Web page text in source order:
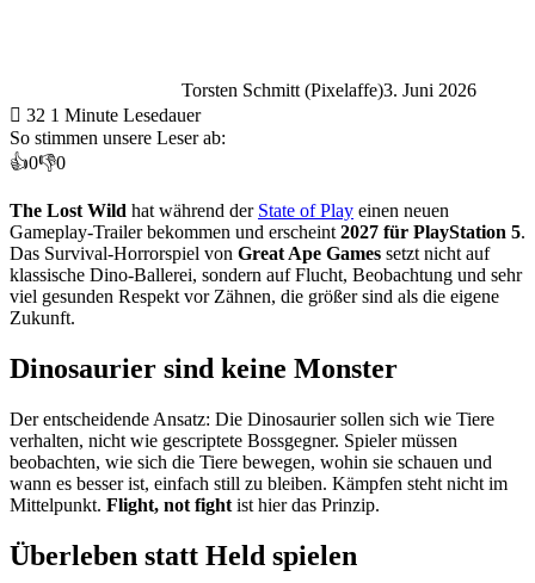
Torsten Schmitt (Pixelaffe)3. Juni 2026
32 1 Minute Lesedauer
So stimmen unsere Leser ab:
👍0👎0
The Lost Wild hat während der State of Play einen neuen
Gameplay-Trailer bekommen und erscheint 2027 für PlayStation 5.
Das Survival-Horrorspiel von Great Ape Games setzt nicht auf
klassische Dino-Ballerei, sondern auf Flucht, Beobachtung und sehr
viel gesunden Respekt vor Zähnen, die größer sind als die eigene
Zukunft.
Dinosaurier sind keine Monster
Der entscheidende Ansatz: Die Dinosaurier sollen sich wie Tiere
verhalten, nicht wie gescriptete Bossgegner. Spieler müssen
beobachten, wie sich die Tiere bewegen, wohin sie schauen und
wann es besser ist, einfach still zu bleiben. Kämpfen steht nicht im
Mittelpunkt. Flight, not fight ist hier das Prinzip.
Überleben statt Held spielen